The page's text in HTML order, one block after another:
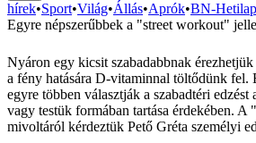
hírek•Sport•Világ•Állás•Aprók•BN-Hetilap
Egyre népszerűbbek a "street workout"
Nyáron egy kicsit szabadabbnak
a fény hatására D-vitaminnal töltődünk fel.
egyre többen választják a szabadtéri edzést
vagy testük formában tartása érdekében. A
mivoltáról kérdeztük Pető Gréta személyi